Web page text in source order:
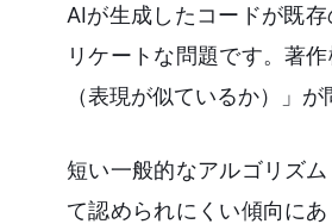
AIが生成したコードが既
リケートな問題です。著
（表現が似ているか）」が
短い一般的なアルゴリズ
て認められにくい傾向に